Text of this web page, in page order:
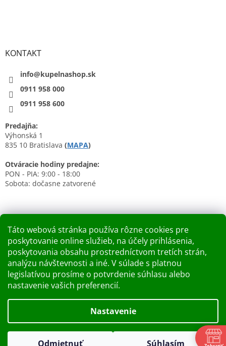
Táto webová stránka používa rôzne cookies pre
poskytovanie online služieb, na účely prihlásenia,
poskytovania obsahu prostredníctvom tretích strán,
analýzu návštevnosti a iné. V súlade s platnou
legislatívou prosíme o potvrdenie súhlasu alebo
nastavenie vašich preferencií.
Nastavenie
Odmietnuť Súhlasím
Dobry deň Chceme Vás informovať, že predajňa bude zatvorená
v piatok 7.8.2026. Ďakujeme za pochopenie S pozdravom
KONTAKT
info@kupelnashop.sk
0911 958 000
0911 958 600
Predajňa:
Výhonská 1
835 10 Bratislava (MAPA)
Otváracie hodiny predajne:
PON - PIA: 9:00 - 18:00
Sobota: dočasne zatvorené
Nákupný košík
0KS / 0 €
Kupelnashop.sk
. Všetky práva vyhradené.